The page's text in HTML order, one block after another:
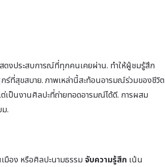
สดงประสบการณ์ที่ทุกคนเคยผ่าน. ทำให้ผู้ชมรู้สึก
ร์ที่สุขสบาย. ภาพเหล่านี้สะท้อนอารมณ์ร่วมของชีวิต
เป็นงานศิลปะที่ถ่ายทอดอารมณ์ได้ดี. การผสม
.
มือง หรือศิลปะนามธรรม จับความรู้สึก เน้น